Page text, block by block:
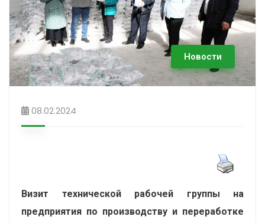
Новости
08.02.2024
Визит технической рабочей группы на
предприятия по производству и переработке